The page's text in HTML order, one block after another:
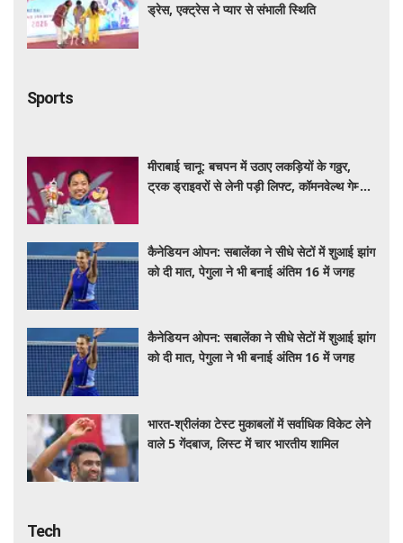
ड्रेस, एक्ट्रेस ने प्यार से संभाली स्थिति
Sports
मीराबाई चानू: बचपन में उठाए लकड़ियों के गठ्ठर,
ट्रक ड्राइवरों से लेनी पड़ी लिफ्ट, कॉमनवेल्थ गेम्स में
कैनेडियन ओपन: सबालेंका ने सीधे सेटों में शुआई झांग
को दी मात, पेगुला ने भी बनाई अंतिम 16 में जगह
कैनेडियन ओपन: सबालेंका ने सीधे सेटों में शुआई झांग
को दी मात, पेगुला ने भी बनाई अंतिम 16 में जगह
भारत-श्रीलंका टेस्ट मुकाबलों में सर्वाधिक विकेट लेने
वाले 5 गेंदबाज, लिस्ट में चार भारतीय शामिल
Tech